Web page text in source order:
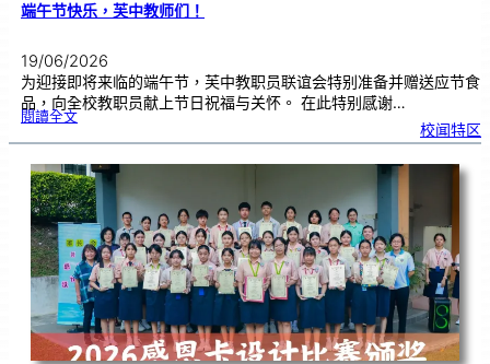
端午节快乐，芙中教师们！
19/06/2026
为迎接即将来临的端午节，芙中教职员联谊会特别准备并赠送应节食
品，向全校教职员献上节日祝福与关怀。 在此特别感谢…
閱讀全文:端
快
，
芙
中
教
师
们
！
校闻特区